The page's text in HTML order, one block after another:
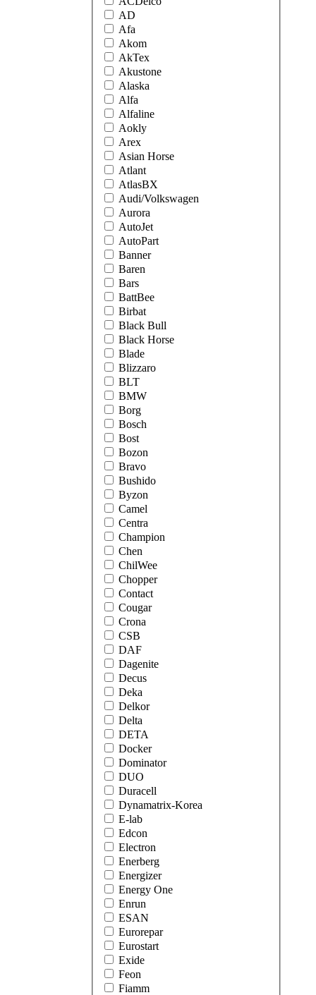
AD
Afa
Akom
AkTex
Akustone
Alaska
Alfa
Alfaline
Aokly
Arex
Asian Horse
Atlant
AtlasBX
Audi/Volkswagen
Aurora
AutoJet
AutoPart
Banner
Baren
Bars
BattBee
Birbat
Black Bull
Black Horse
Blade
Blizzaro
BLT
BMW
Borg
Bosch
Bost
Bozon
Bravo
Bushido
Byzon
Camel
Centra
Champion
Chen
ChilWee
Chopper
Contact
Cougar
Crona
CSB
DAF
Dagenite
Decus
Deka
Delkor
Delta
DETA
Docker
Dominator
DUO
Duracell
Dynamatrix-Korea
E-lab
Edcon
Electron
Enerberg
Energizer
Energy One
Enrun
ESAN
Eurorepar
Eurostart
Exide
Feon
Fiamm